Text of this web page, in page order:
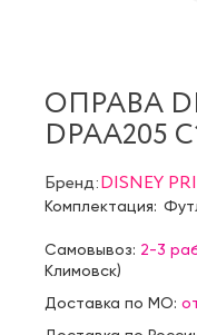
ОПРАВА
DPAA205
Бренд:DISNEY
Комплектация:
Самовывоз: 2-3
Климовск)
Доставка по МО: